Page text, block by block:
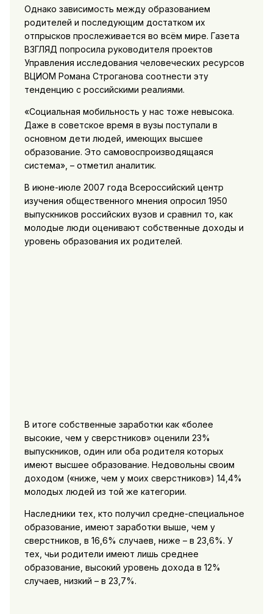
Однако зависимость между образованием
родителей и последующим достатком их
отпрысков прослеживается во всём мире. Газета
ВЗГЛЯД попросила руководителя проектов
Управления исследования человеческих ресурсов
ВЦИОМ Романа Строганова соотнести эту
тенденцию с российскими реалиями.
«Социальная мобильность у нас тоже невысока.
Даже в советское время в вузы поступали в
основном дети людей, имеющих высшее
образование. Это самовоспроизводящаяся
система», – отметил аналитик.
В июне-июле 2007 года Всероссийский центр
изучения общественного мнения опросил 1950
выпускников российских вузов и сравнил то, как
молодые люди оценивают собственные доходы и
уровень образования их родителей.
В итоге собственные заработки как «более
высокие, чем у сверстников» оценили 23%
выпускников, один или оба родителя которых
имеют высшее образование. Недовольны своим
доходом («ниже, чем у моих сверстников») 14,4%
молодых людей из той же категории.
Наследники тех, кто получил средне-специальное
образование, имеют заработки выше, чем у
сверстников, в 16,6% случаев, ниже – в 23,6%. У
тех, чьи родители имеют лишь среднее
образование, высокий уровень дохода в 12%
случаев, низкий – в 23,7%.